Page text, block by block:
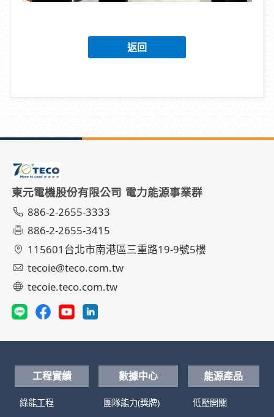
返回
東元電機股份有限公司 電力能源事業群
886-2-2655-3333
886-2-2655-3415
115601台北市南港區三重路19-9號5樓
tecoie@teco.com.tw
tecoie.teco.com.tw
工程實績
綠能工程
數據中心
團隊能力(獎牌)
能源產品
低壓開關